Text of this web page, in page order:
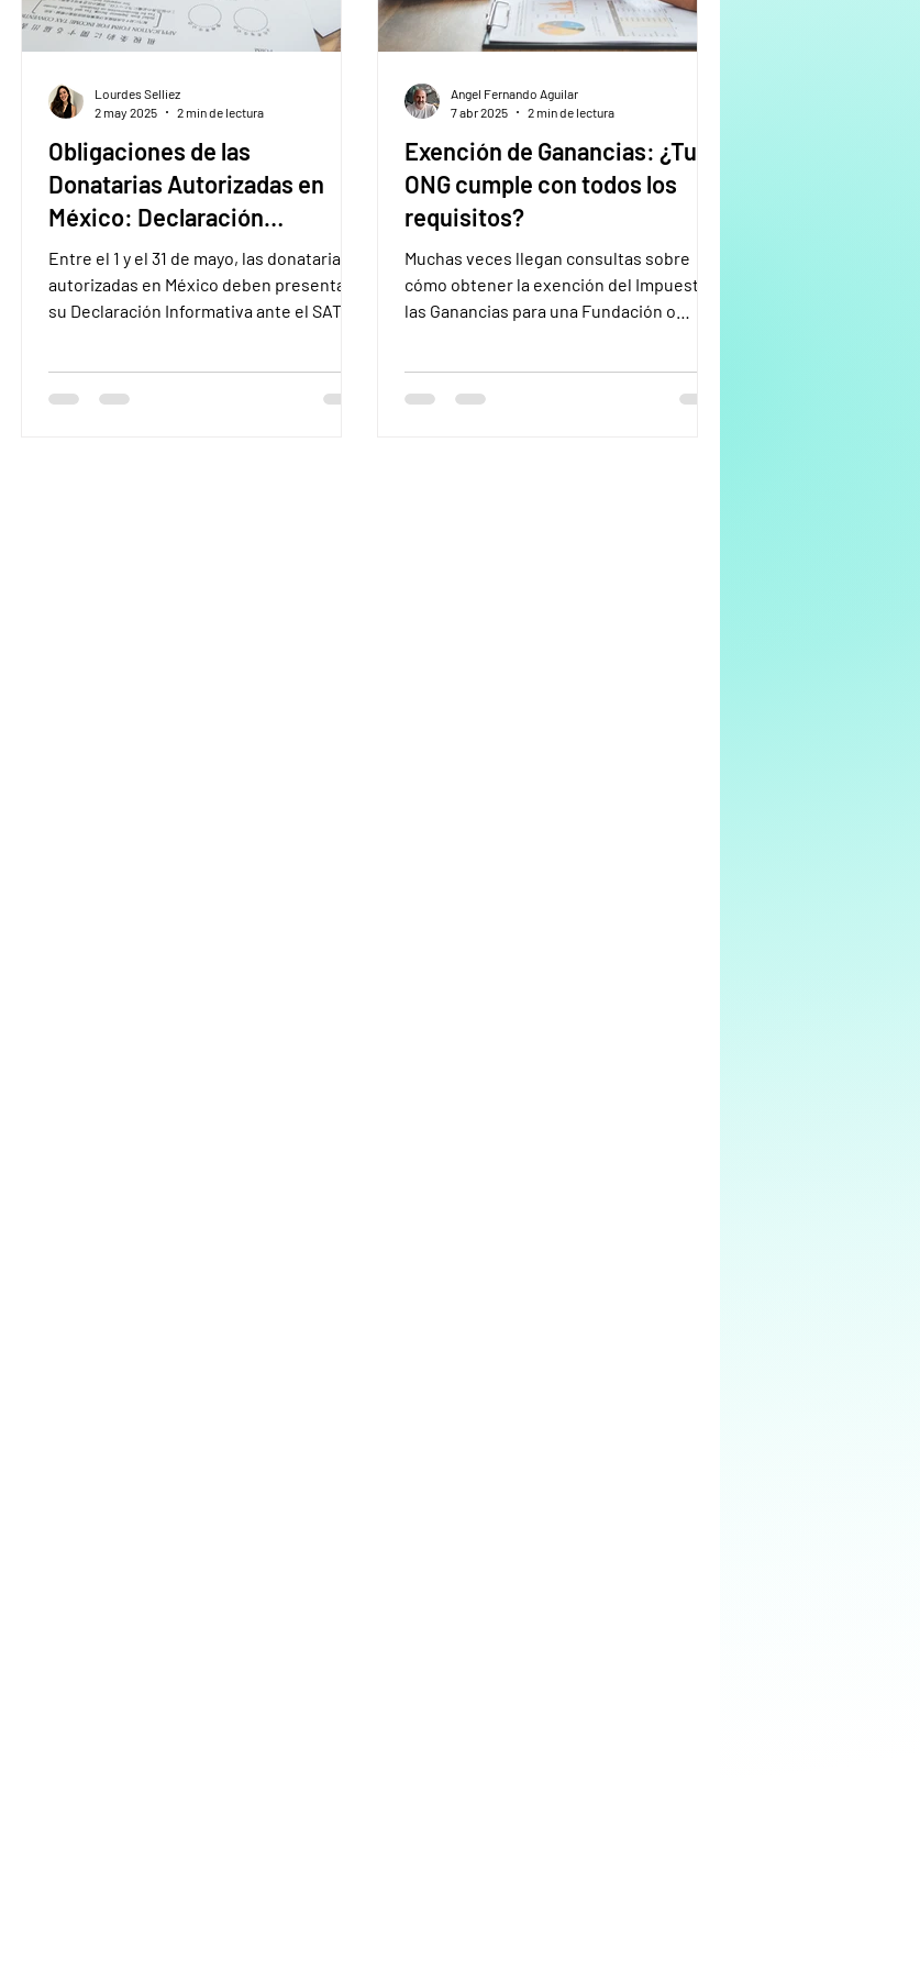
Obligaciones de las
Donatarias Autorizadas en
México: Declaración
Informativa de Transparencia
de Mayo
Entre el 1 y el 31 de mayo, las donatarias
autorizadas en México deben presentar
su Declaración Informativa ante el SAT.
autorización para recibir donativos
Lourdes Selliez
2 may 2025
2 min de lectura
Exención de Ganancias: ¿Tu
ONG cumple con todos los
requisitos?
Muchas veces llegan consultas sobre
cómo obtener la exención del Impuesto a
las Ganancias para una Fundación o
Angel Fernando Aguilar
7 abr 2025
2 min de lectura